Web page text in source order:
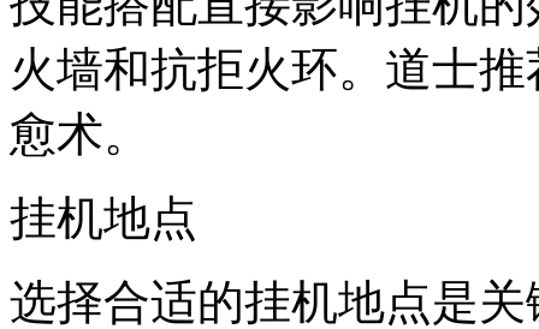
火墙和抗拒火环。道士
愈术。
挂机地点
选择合适的挂机地点是